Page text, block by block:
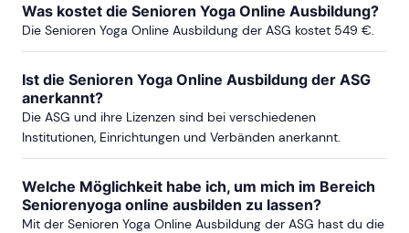
Was kostet die Senioren Yoga Online Ausbildung?
Die Senioren Yoga Online Ausbildung der ASG kostet 549 €.
Ist die Senioren Yoga Online Ausbildung der ASG
anerkannt?
Die ASG und ihre Lizenzen sind bei verschiedenen
Institutionen, Einrichtungen und Verbänden anerkannt.
Welche Möglichkeit habe ich, um mich im Bereich
Seniorenyoga online ausbilden zu lassen?
Mit der Senioren Yoga Online Ausbildung der ASG hast du die